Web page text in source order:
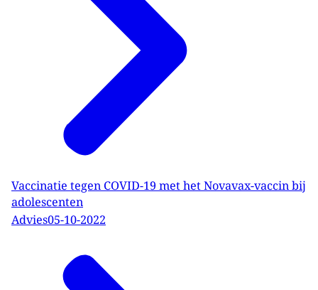
Vaccinatie tegen COVID-19 met het Novavax-vaccin bij
adolescenten
Advies05-10-2022